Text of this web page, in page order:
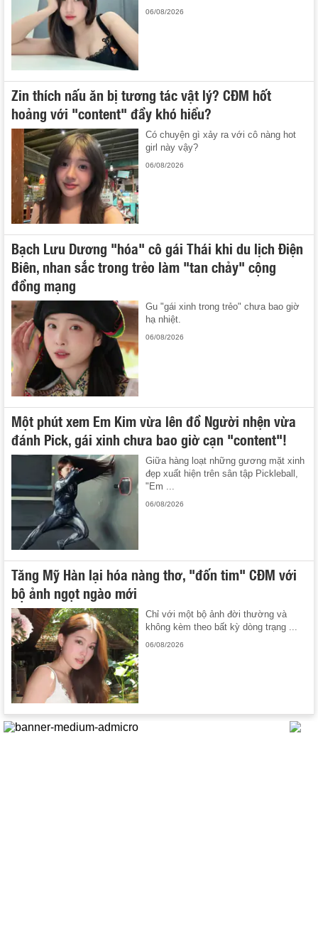
06/08/2026
Zin thích nấu ăn bị tương tác vật lý? CĐM hốt
hoảng với "content" đầy khó hiểu?
Có chuyện gì xảy ra với cô nàng hot
girl này vậy?
06/08/2026
Bạch Lưu Dương "hóa" cô gái Thái khi du lịch Điện
Biên, nhan sắc trong trẻo làm "tan chảy" cộng
đồng mạng
Gu "gái xinh trong trẻo" chưa bao giờ
hạ nhiệt.
06/08/2026
Một phút xem Em Kim vừa lên đồ Người nhện vừa
đánh Pick, gái xinh chưa bao giờ cạn "content"!
Giữa hàng loạt những gương mặt xinh
đẹp xuất hiện trên sân tập Pickleball,
"Em ...
06/08/2026
Tăng Mỹ Hàn lại hóa nàng thơ, "đốn tim" CĐM với
bộ ảnh ngọt ngào mới
Chỉ với một bộ ảnh đời thường và
không kèm theo bất kỳ dòng trạng ...
06/08/2026